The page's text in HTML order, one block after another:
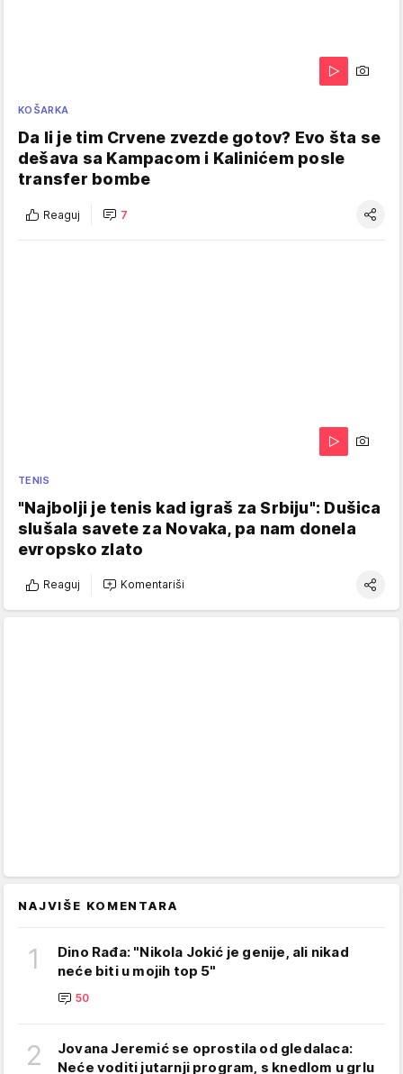
KOŠARKA
Da li je tim Crvene zvezde gotov? Evo šta se
dešava sa Kampacom i Kalinićem posle
transfer bombe
Reaguj 7
TENIS
"Najbolji je tenis kad igraš za Srbiju": Dušica
slušala savete za Novaka, pa nam donela
evropsko zlato
Reaguj Komentariši
NAJVIŠE KOMENTARA
1
Dino Rađa: "Nikola Jokić je genije, ali nikad
neće biti u mojih top 5"
50
2
Jovana Jeremić se oprostila od gledalaca:
Neće voditi jutarnji program, s knedlom u grlu